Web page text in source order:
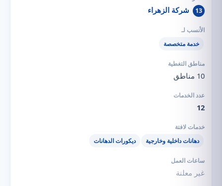
13 شركة الزهراء
خدمة متخصصة
10 مناطق
12
دهانات داخلية وخارجية ديكورات الدهانات
غير معلنة